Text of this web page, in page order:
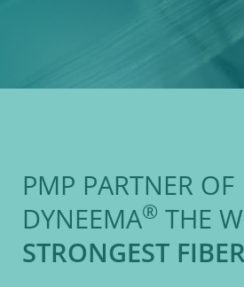
PMP PARTNER OF
DYNEEMA® THE
STRONGEST FIBER